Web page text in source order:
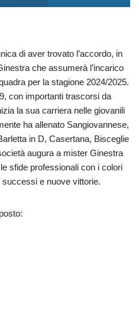
di aver trovato l’accordo, in
che assumerà l’incarico
per la stagione 2024/2025.
con importanti trascorsi da
la sua carriera nelle giovanili
ha allenato Sangiovannese,
in D, Casertana, Bisceglie
augura a mister Ginestra
sfide professionali con i colori
e nuove vittorie.